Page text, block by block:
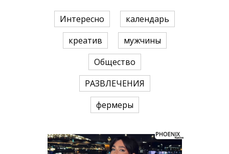
Интересно
календарь
креатив
мужчины
Общество
РАЗВЛЕЧЕНИЯ
фермеры